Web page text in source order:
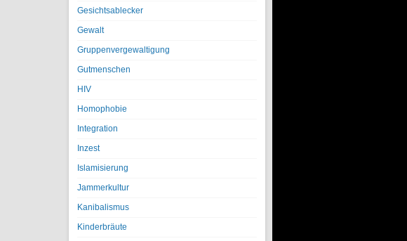
Gesichtsablecker
Gewalt
Gruppenvergewaltigung
Gutmenschen
HIV
Homophobie
Integration
Inzest
Islamisierung
Jammerkultur
Kanibalismus
Kinderbräute